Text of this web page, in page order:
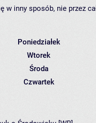
w inny sposób, nie przez
Poniedziałek
Wtorek
Środa
Czwartek